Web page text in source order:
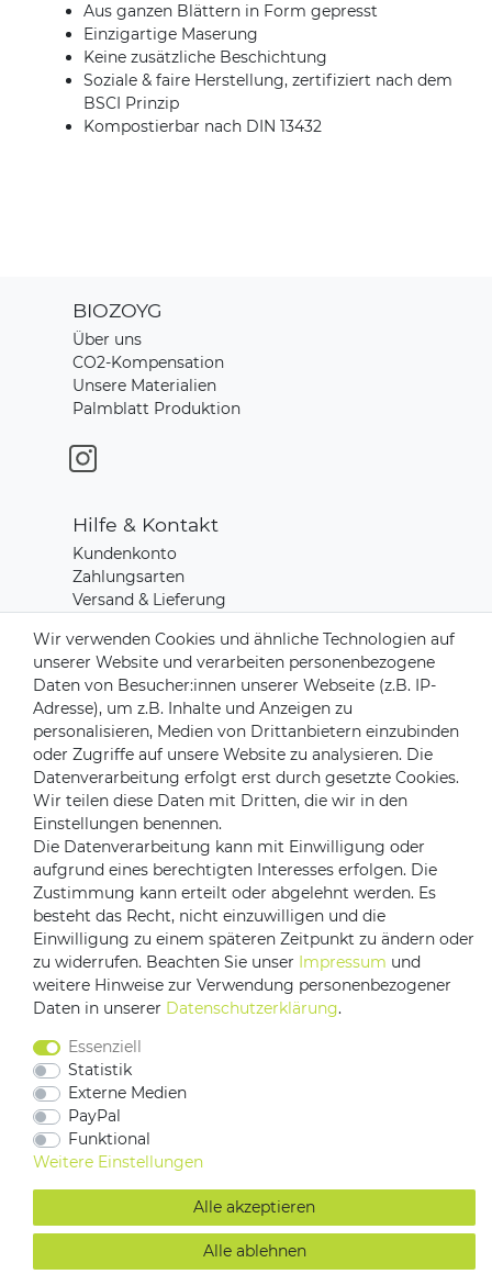
Aus ganzen Blättern in Form gepresst
Einzigartige Maserung
Keine zusätzliche Beschichtung
Soziale & faire Herstellung, zertifiziert nach dem
BSCI Prinzip
Kompostierbar nach DIN 13432
BIOZOYG
Über uns
CO2-Kompensation
Unsere Materialien
Palmblatt Produktion
Hilfe & Kontakt
Kundenkonto
Zahlungsarten
Versand & Lieferung
Kontakt zu uns
Zahlungsanbieter
Versandpartner
Impressum Daten­schutz­erklärung
Barrierefreiheitserklärung
Wir verwenden Cookies und ähnliche Technologien auf
unserer Website und verarbeiten personenbezogene
Daten von Besucher:innen unserer Webseite (z.B. IP-
Adresse), um z.B. Inhalte und Anzeigen zu
personalisieren, Medien von Drittanbietern einzubinden
oder Zugriffe auf unsere Website zu analysieren. Die
Datenverarbeitung erfolgt erst durch gesetzte Cookies.
Wir teilen diese Daten mit Dritten, die wir in den
Einstellungen benennen.
Die Datenverarbeitung kann mit Einwilligung oder
aufgrund eines berechtigten Interesses erfolgen. Die
Zustimmung kann erteilt oder abgelehnt werden. Es
besteht das Recht, nicht einzuwilligen und die
Einwilligung zu einem späteren Zeitpunkt zu ändern oder
zu widerrufen. Beachten Sie unser Impressum und
weitere Hinweise zur Verwendung personenbezogener
Daten in unserer Daten­schutz­erklärung.
Essenziell
Statistik
Externe Medien
PayPal
Funktional
Weitere Einstellungen
Alle akzeptieren
Alle ablehnen